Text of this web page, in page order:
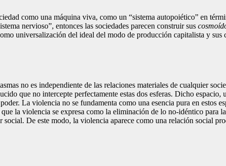
como una máquina viva, como un “sistema autopoiético” en
nervioso”, entonces las sociedades parecen construir sus
universalización del ideal del modo de producción capitalista y sus
no es independiente de las relaciones materiales de cualquier
que no intercepte perfectamente estas dos esferas. Dicho espacio,
La violencia no se fundamenta como una esencia pura en estos
que la violencia se expresa como la eliminación de lo no-idéntico para
social. De este modo, la violencia aparece como una relación social